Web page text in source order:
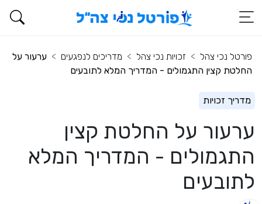
פורטל נכי צהל זכויות נכי צהל מדריכים לנפגעים
ערעור על
החלטת קצין התגמולים - המדריך המלא לתובעים
מדריך זכויות
ערעור על החלטת קצין
התגמולים - המדריך המלא
לתובעים